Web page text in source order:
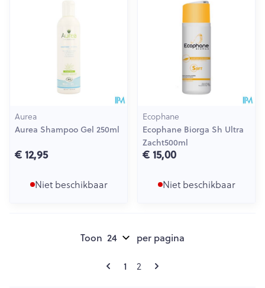
Aurea
Aurea Shampoo Gel 250ml
€ 12,95
Niet beschikbaar
Ecophane
Ecophane Biorga Sh Ultra
Zacht500ml
€ 15,00
Niet beschikbaar
Pagina's
U lees momenteel pagina
1 Pagina
2
Toon per pagina